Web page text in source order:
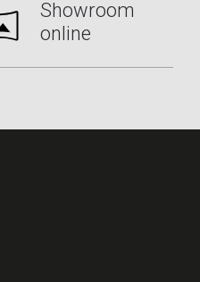
Showroom
online